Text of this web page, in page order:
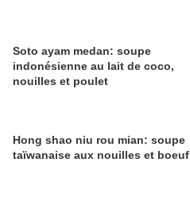
Soto ayam medan: soupe
indonésienne au lait de coco,
nouilles et poulet
Hong shao niu rou mian: soupe
taïwanaise aux nouilles et boeuf